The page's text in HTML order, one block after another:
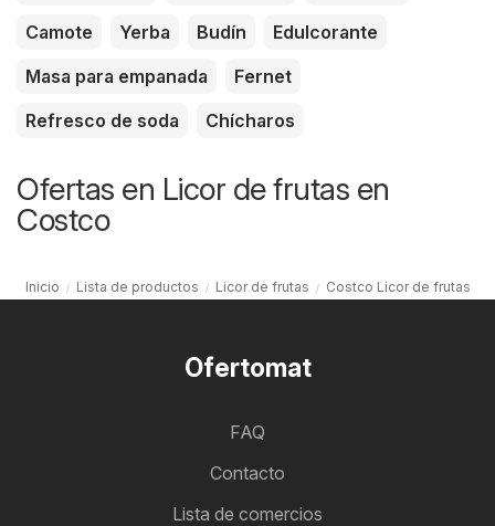
Camote
Yerba Budín
Edulcorante
Masa para empanada
Fernet
Refresco de soda
Chícharos
Ofertas en Licor de frutas en
Costco
Inicio Lista de productos Licor de frutas Costco Licor de frutas
Ofertomat
FAQ
Contacto
Lista de comercios